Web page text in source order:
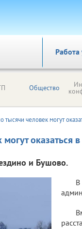
Работа
Общество
тысячи человек могут
оказаться
и Бушово.
В